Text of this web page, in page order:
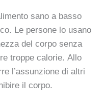
sano a basso
Le persone lo usano
del corpo senza
troppe calorie. Allo
l’assunzione di altri
il corpo.